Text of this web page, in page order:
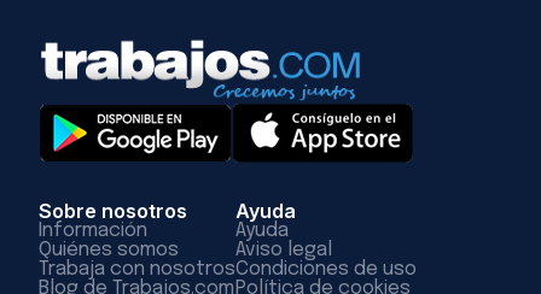
Sobre nosotros
Información
Quiénes somos
Trabaja con nosotros
Blog de Trabajos.com
Ayuda
Ayuda
Aviso legal
Condiciones de uso
Política de cookies